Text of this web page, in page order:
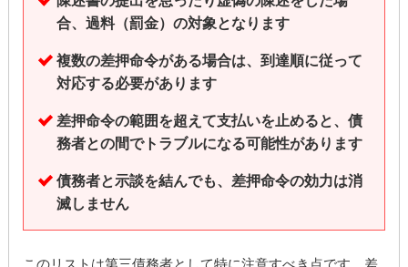
合、過料（罰金）の対象となります
複数の差押命令がある場合は、到達順に従って
対応する必要があります
差押命令の範囲を超えて支払いを止めると、債
務者との間でトラブルになる可能性があります
債務者と示談を結んでも、差押命令の効力は消
滅しません
このリストは第三債務者として特に注意すべき点です。差